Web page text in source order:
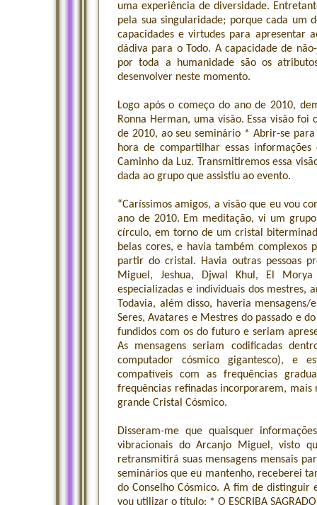
uma experiência de diversidade.
pela sua singularidade; porque cada um
capacidades e virtudes para apresentar
dádiva para o Todo. A capacidade de
por toda a humanidade são os
desenvolver neste momento.
Logo após o começo do ano de 2010,
Ronna Herman, uma visão. Essa visão
de 2010, ao seu seminário * Abrir-se
hora de compartilhar essas
Caminho da Luz. Transmitiremos essa
dada ao grupo que assistiu ao evento.
“Caríssimos amigos, a visão que eu vou
ano de 2010. Em meditação, vi um
círculo, em torno de um cristal
belas cores, e havia também complexos
partir do cristal. Havia outras pessoas
Miguel, Jeshua, Djwal Khul, El
especializadas e individuais dos mestres,
Todavia, além disso, haveria
Seres, Avatares e Mestres do passado e
fundidos com os do futuro e seriam
As mensagens seriam codificadas
computador cósmico gigantesco), e
compatíveis com as frequências
frequências refinadas incorporarem, mais
grande Cristal Cósmico.
Disseram-me que quaisquer
vibracionais do Arcanjo Miguel, visto
retransmitirá suas mensagens mensais
seminários que eu mantenho, receberei
do Conselho Cósmico. A fim de distinguir
vou utilizar o título: * O ESCRIBA